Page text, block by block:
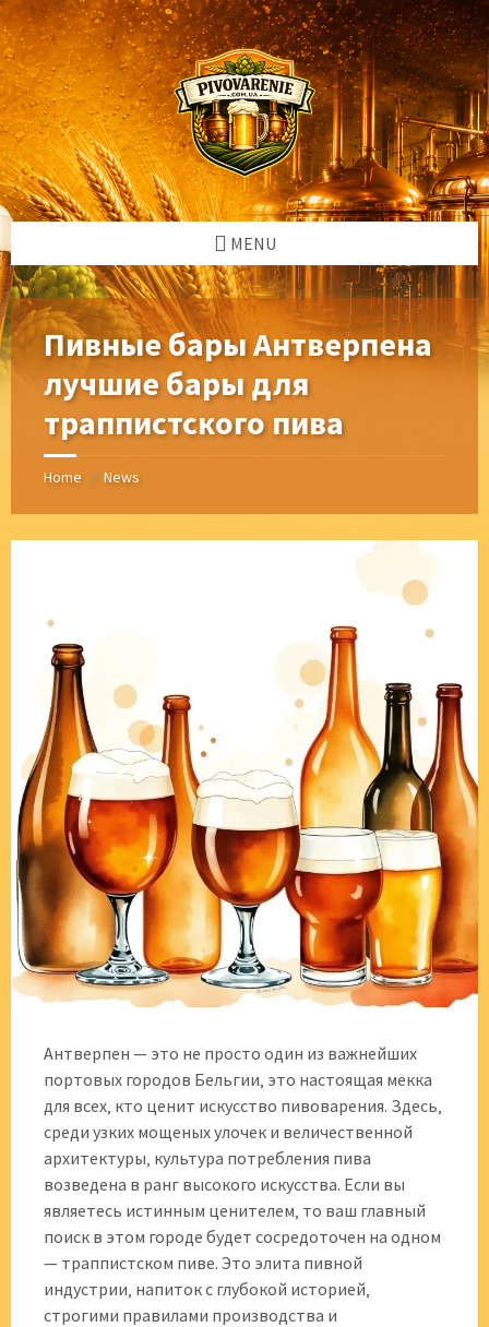
Skip
to
content
Skip
to
left
sidebar
Skip
to
right
sidebar
Skip
to
footer
MENU
Пивные бары Антверпена
лучшие бары для
траппистского пива
Home / News
Антверпен — это не просто один из важнейших
портовых городов Бельгии‚ это настоящая мекка
для всех‚ кто ценит искусство пивоварения. Здесь‚
среди узких мощеных улочек и величественной
архитектуры‚ культура потребления пива
возведена в ранг высокого искусства. Если вы
являетесь истинным ценителем‚ то ваш главный
поиск в этом городе будет сосредоточен на одном
— траппистском пиве. Это элита пивной
индустрии‚ напиток с глубокой историей‚
строгими правилами производства и